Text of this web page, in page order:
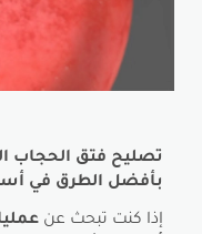
تصليح فتق الحجاب
بأفضل الطرق في
إذا كنت تبحث عن